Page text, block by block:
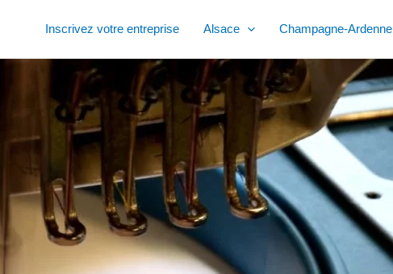
Inscrivez votre entreprise Alsace Champagne-Ardenne